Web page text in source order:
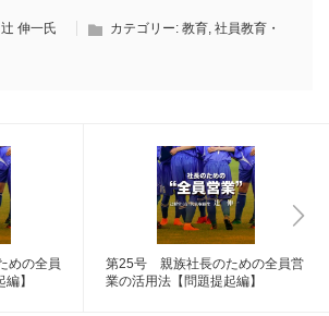
辻 伸一氏 カテゴリー: 教育, 社員教育・
めの全員
】
第25号 親族社長のための全員営
業の活用法【問題提起編】